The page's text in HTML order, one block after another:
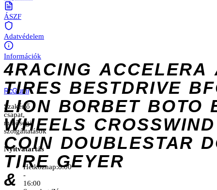
ÁSZF
Adatvédelem
Információk
4RACING ACCELERA
TIRES BESTDRIVE
LION BORBET BOTO
WHEELS CROSSWIND
COIN DOUBLESTAR
TIRE GEYER
&
RcGumi
Szakértő
csapat,
minőségi
szolgáltatások
Nyitvatartás
Hétköznap:8:00
-
16:00